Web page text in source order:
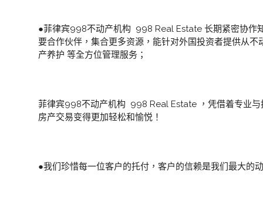
●菲律宾998不动产机构 998 Real Estate 长期紧密协作
要合作伙伴，集合更多资源，能针对外国投资者提供从
产养护 等全方位管理服务；
菲律宾998不动产机构 998 Real Estate ，凭借着专业
房产交易变得更加轻松和愉悦！
●我们珍惜每一位客户的托付，客户的信赖是我们最大的